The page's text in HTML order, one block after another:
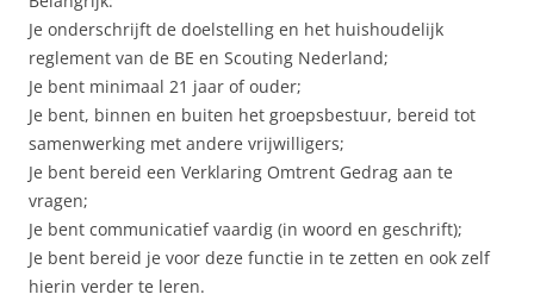
Je onderschrijft de doelstelling en het huishoudelijk
reglement van de BE en Scouting Nederland;
Je bent minimaal 21 jaar of ouder;
Je bent, binnen en buiten het groepsbestuur, bereid tot
samenwerking met andere vrijwilligers;
Je bent bereid een Verklaring Omtrent Gedrag aan te
vragen;
Je bent communicatief vaardig (in woord en geschrift);
Je bent bereid je voor deze functie in te zetten en ook zelf
hierin verder te leren.